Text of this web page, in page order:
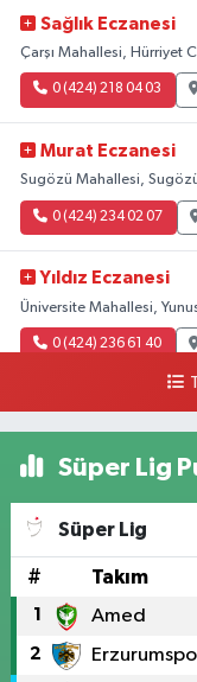
Sağlık Eczanesi
Çarşı Mahallesi, Hürriyet
0 (424) 218 04 03
Murat Eczanesi
Sugözü Mahallesi,
0 (424) 234 02 07
Yıldız Eczanesi
Üniversite Mahallesi,
0 (424) 236 61 40
Süper Lig
Süper Lig
# Takım
1 Amed
2